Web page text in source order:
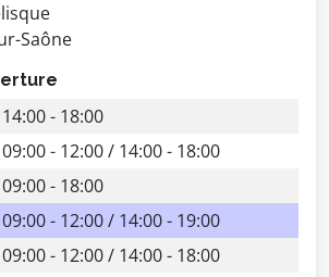
Saône
14:00 - 18:00
09:00 - 12:00 / 14:00 - 18:00
09:00 - 18:00
09:00 - 12:00 / 14:00 - 19:00
09:00 - 12:00 / 14:00 - 18:00